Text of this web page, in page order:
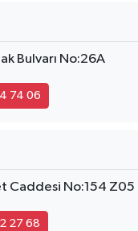
Bulvarı No:26A
74 06
Caddesi No:154 Z05
27 68